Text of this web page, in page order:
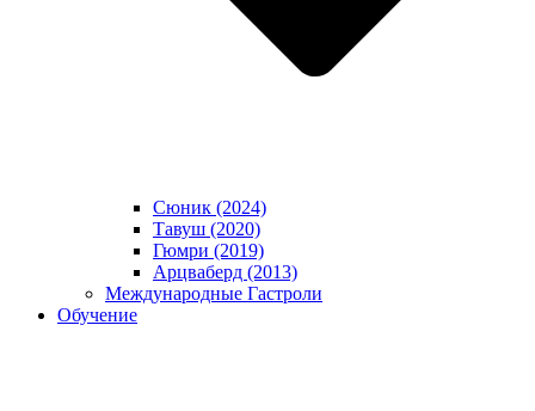
Сюник (2024)
Тавуш (2020)
Гюмри (2019)
Арцваберд (2013)
Международные Гастроли
Обучение